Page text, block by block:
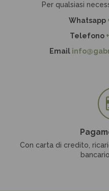
Per qualsiasi
Whatsapp
Telefono
Email
Con carta di credito,